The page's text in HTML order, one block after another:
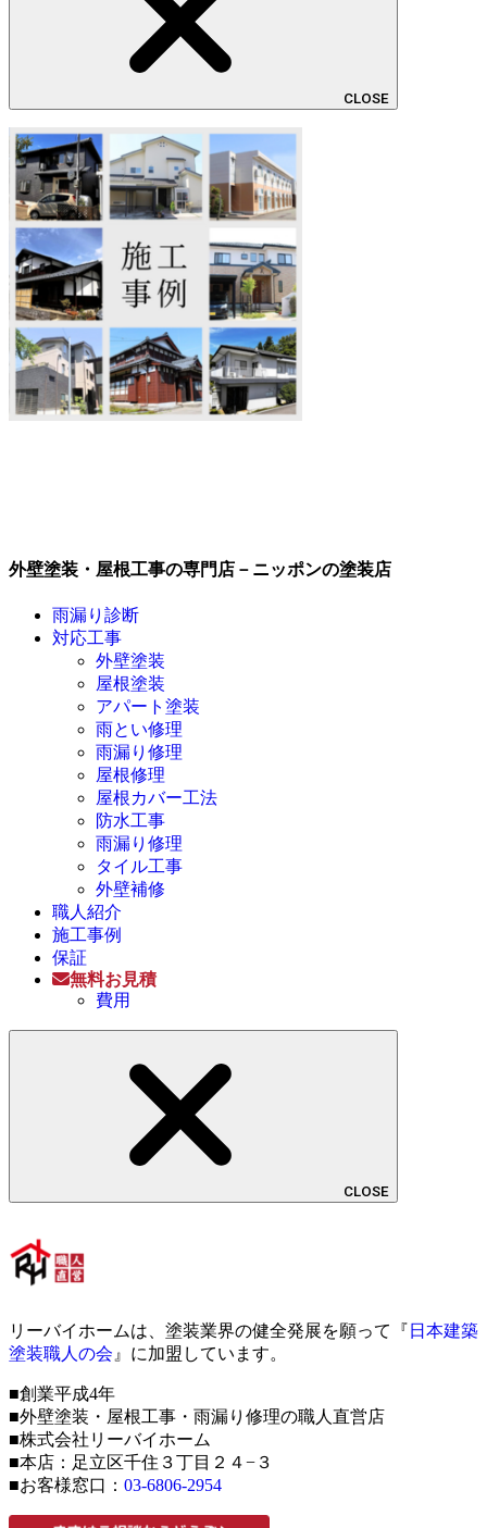
CLOSE
外壁塗装・屋根工事の専門店－ニッポンの塗装店
雨漏り診断
対応工事
外壁塗装
屋根塗装
アパート塗装
雨とい修理
雨漏り修理
屋根修理
屋根カバー工法
防水工事
雨漏り修理
タイル工事
外壁補修
職人紹介
施工事例
保証
無料お見積
費用
CLOSE
リーバイホームは、塗装業界の健全発展を願って『 日本建築
塗装職人の会 』に加盟しています。
■創業平成4年
■外壁塗装・屋根工事・雨漏り修理の職人直営店
■株式会社リーバイホーム
■本店：足立区千住３丁目２４−３
■お客様窓口： 03-6806-2954